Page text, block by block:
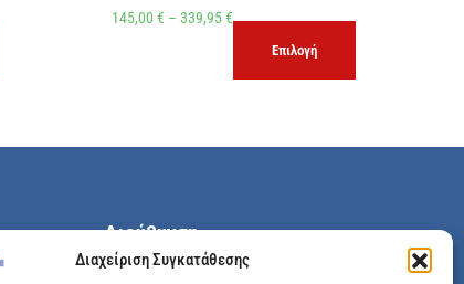
Διαχείριση Συγκατάθεσης
145,00 € – 339,95€
Επιλογή
Διεύθυνση